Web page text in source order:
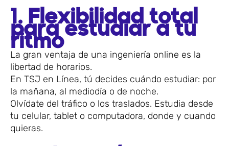
1. Flexibilidad total
para estudiar a tu
ritmo
La gran ventaja de una ingeniería online es la
libertad de horarios.
En TSJ en Línea, tú decides cuándo estudiar: por
la mañana, al mediodía o de noche.
Olvídate del tráfico o los traslados. Estudia desde
tu celular, tablet o computadora, donde y cuando
quieras.